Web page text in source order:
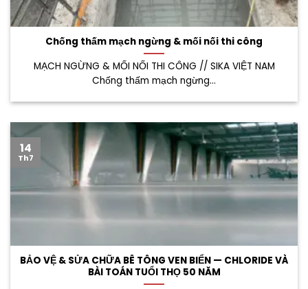
Chống thấm mạch ngừng & mối nối thi công
MẠCH NGỪNG & MỐI NỐI THI CÔNG // SIKA VIỆT NAM
Chống thấm mạch ngừng...
BẢO VỆ & SỬA CHỮA BÊ TÔNG VEN BIỂN — CHLORIDE VÀ
BÀI TOÁN TUỔI THỌ 50 NĂM
14
Th7